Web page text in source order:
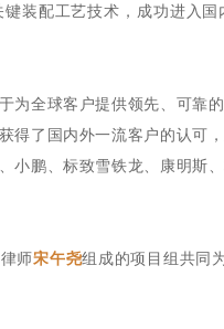
装配工艺技术，成功进入
为全球客户提供领先、可靠
得了国内外一流客户的认可
小鹏、标致雪铁龙、康明斯
师宋午尧组成的项目组共同